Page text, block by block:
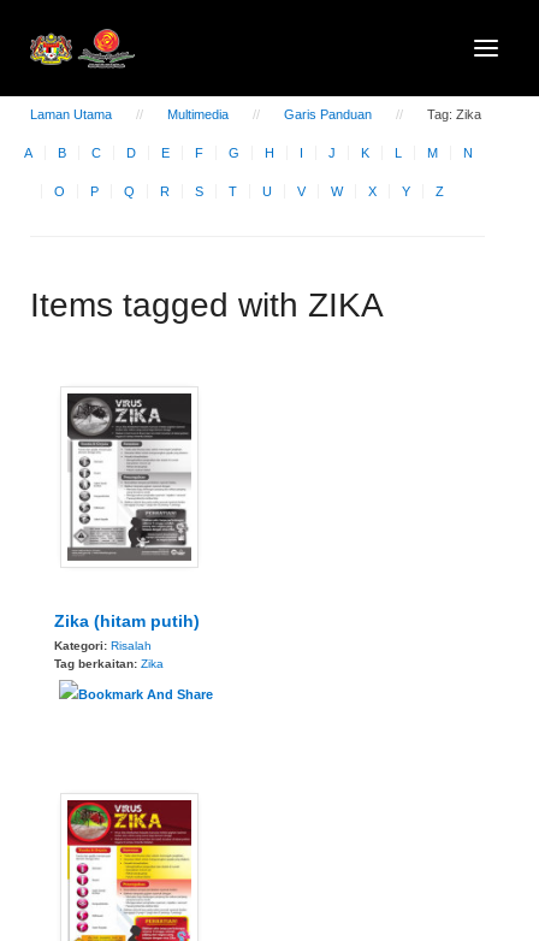
Laman Utama Multimedia Garis Panduan Tag: Zika
A B C D E F G H I J K L M N
O P Q R S T U V W X Y Z
Items tagged with ZIKA
Zika (hitam putih)
Kategori: Risalah
Tag berkaitan: Zika